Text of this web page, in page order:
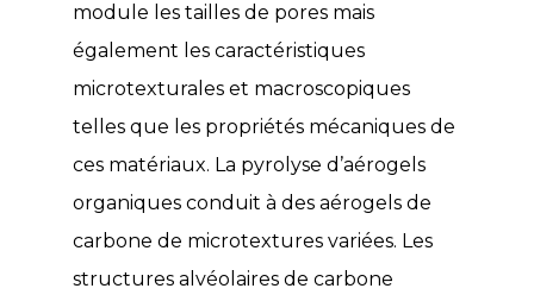
module les tailles de pores mais
également les caractéristiques
microtexturales et macroscopiques
telles que les propriétés mécaniques de
ces matériaux. La pyrolyse d’aérogels
organiques conduit à des aérogels de
carbone de microtextures variées. Les
structures alvéolaires de carbone